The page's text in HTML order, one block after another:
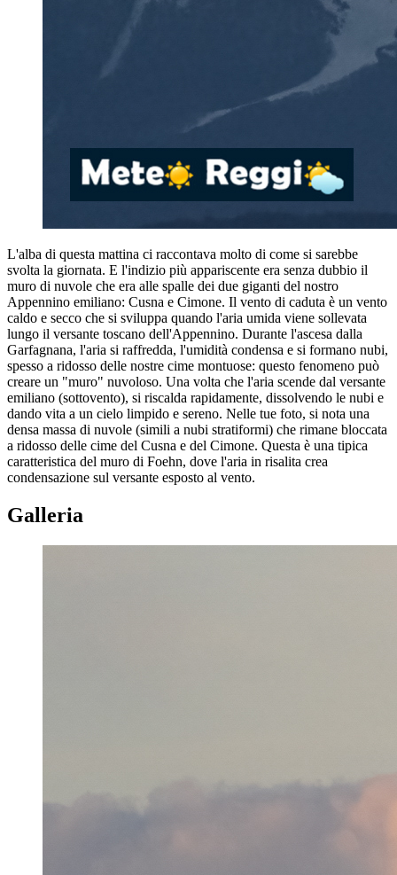
L'alba di questa mattina ci raccontava molto di come si sarebbe
svolta la giornata. E l'indizio più appariscente era senza dubbio il
muro di nuvole che era alle spalle dei due giganti del nostro
Appennino emiliano: Cusna e Cimone. Il vento di caduta è un vento
caldo e secco che si sviluppa quando l'aria umida viene sollevata
lungo il versante toscano dell'Appennino. Durante l'ascesa dalla
Garfagnana, l'aria si raffredda, l'umidità condensa e si formano nubi,
spesso a ridosso delle nostre cime montuose: questo fenomeno può
creare un "muro" nuvoloso. Una volta che l'aria scende dal versante
emiliano (sottovento), si riscalda rapidamente, dissolvendo le nubi e
dando vita a un cielo limpido e sereno. Nelle tue foto, si nota una
densa massa di nuvole (simili a nubi stratiformi) che rimane bloccata
a ridosso delle cime del Cusna e del Cimone. Questa è una tipica
caratteristica del muro di Foehn, dove l'aria in risalita crea
condensazione sul versante esposto al vento.
Galleria